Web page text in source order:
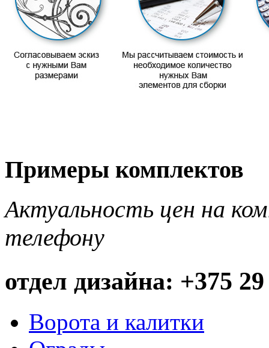
Примеры комплектов
Актуальность цен на
телефону
отдел дизайна: +375
Ворота и калитки